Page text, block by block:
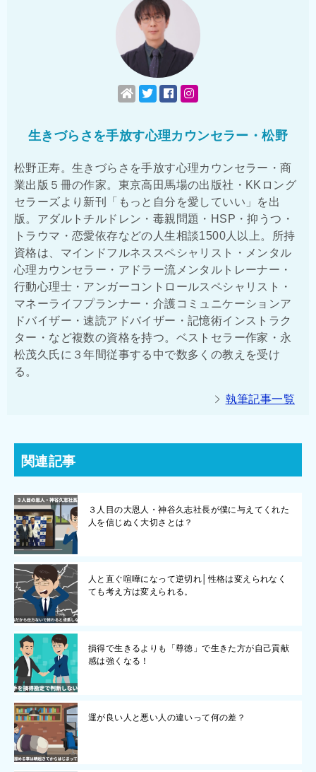
生きづらさを手放す心理カウンセラー・松野
松野正寿。生きづらさを手放す心理カウンセラー・商
業出版５冊の作家。東京高田馬場の出版社・KKロング
セラーズより新刊「もっと自分を愛していい」を出
版。アダルトチルドレン・毒親問題・HSP・抑うつ・
トラウマ・恋愛依存などの人生相談1500人以上。所持
資格は、マインドフルネススペシャリスト・メンタル
心理カウンセラー・アドラー流メンタルトレーナー・
行動心理士・アンガーコントロールスペシャリスト・
マネーライフプランナー・介護コミュニケーションア
ドバイザー・速読アドバイザー・記憶術インストラク
ター・など複数の資格を持つ。ベストセラー作家・永
松茂久氏に３年間従事する中で数多くの教えを受け
る。
執筆記事一覧
関連記事
３人目の大恩人・神谷久志社長が僕に与えてくれた
人を信じぬく大切さとは？
人と直ぐ喧嘩になって逆切れ│性格は変えられなく
ても考え方は変えられる。
損得で生きるよりも「尊徳」で生きた方が自己貢献
感は強くなる！
運が良い人と悪い人の違いって何の差？